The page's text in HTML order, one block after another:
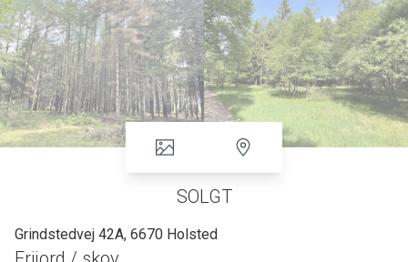
SOLGT
Grindstedvej 42A, 6670 Holsted